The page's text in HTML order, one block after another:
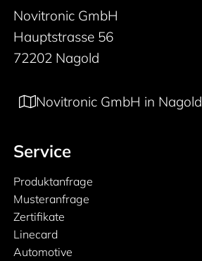
Novitronic GmbH
Hauptstrasse 56
72202 Nagold
Novitronic GmbH in Nagold
Service
Produktanfrage
Musteranfrage
Zertifikate
Linecard
Automotive